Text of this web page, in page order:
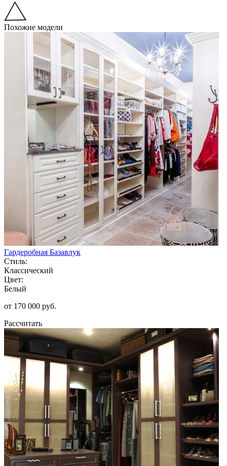
Похожие модели
Гардеробная Базавлук
Стиль:
Классический
Цвет:
Белый
от 170 000 руб.
Рассчитать